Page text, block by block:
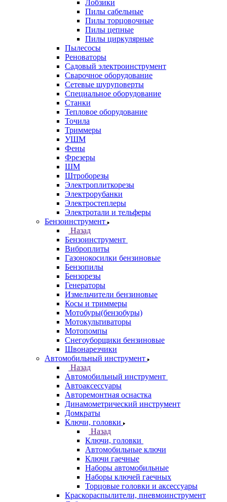
Лобзики
Пилы сабельные
Пилы торцовочные
Пилы цепные
Пилы циркулярные
Пылесосы
Реноваторы
Садовый электроинструмент
Сварочное оборудование
Сетевые шуруповерты
Специальное оборудование
Станки
Тепловое оборудование
Точила
Триммеры
УШМ
Фены
Фрезеры
ШМ
Штроборезы
Электроплиткорезы
Электрорубанки
Электростеплеры
Электротали и тельферы
Бензоинструмент
Назад
Бензоинструмент
Виброплиты
Газонокосилки бензиновые
Бензопилы
Бензорезы
Генераторы
Измельчители бензиновые
Косы и триммеры
Мотобуры(бензобуры)
Мотокультиваторы
Мотопомпы
Снегоуборщики бензиновые
Швонарезчики
Автомобильный инструмент
Назад
Автомобильный инструмент
Автоаксессуары
Авторемонтная оснастка
Динамометрический инструмент
Домкраты
Ключи, головки
Назад
Ключи, головки
Автомобильные ключи
Ключи гаечные
Наборы автомобильные
Наборы ключей гаечных
Торцовые головки и аксессуары
Краскораспылители, пневмоинструмент